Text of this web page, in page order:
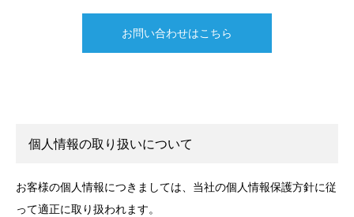
お問い合わせはこちら
個人情報の取り扱いについて
お客様の個人情報につきましては、当社の個人情報保護方針に従
って適正に取り扱われます。